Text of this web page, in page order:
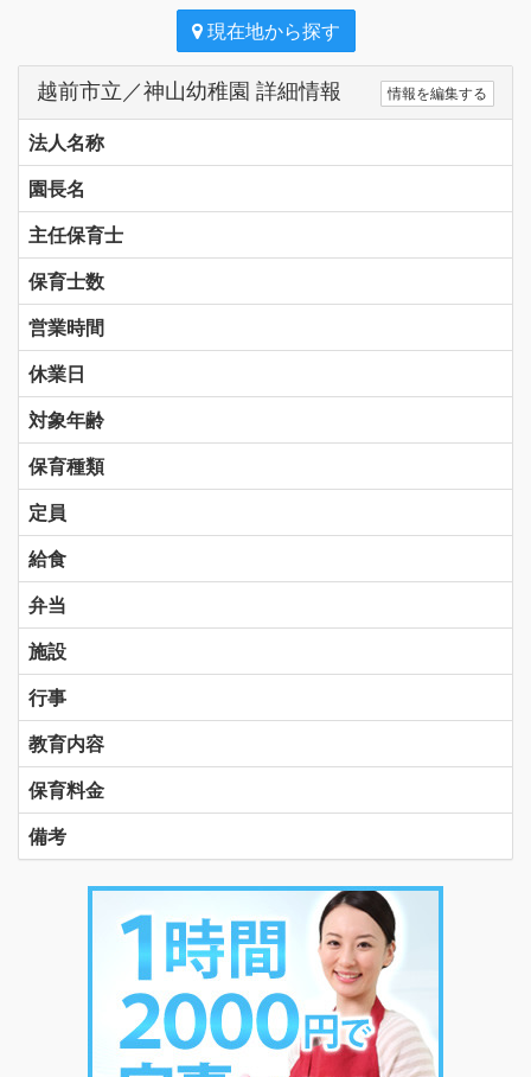
現在地から探す
越前市立／神山幼稚園 詳細情報 情報を編集する
法人名称
園長名
主任保育士
保育士数
営業時間
休業日
対象年齢
保育種類
定員
給食
弁当
施設
行事
教育内容
保育料金
備考